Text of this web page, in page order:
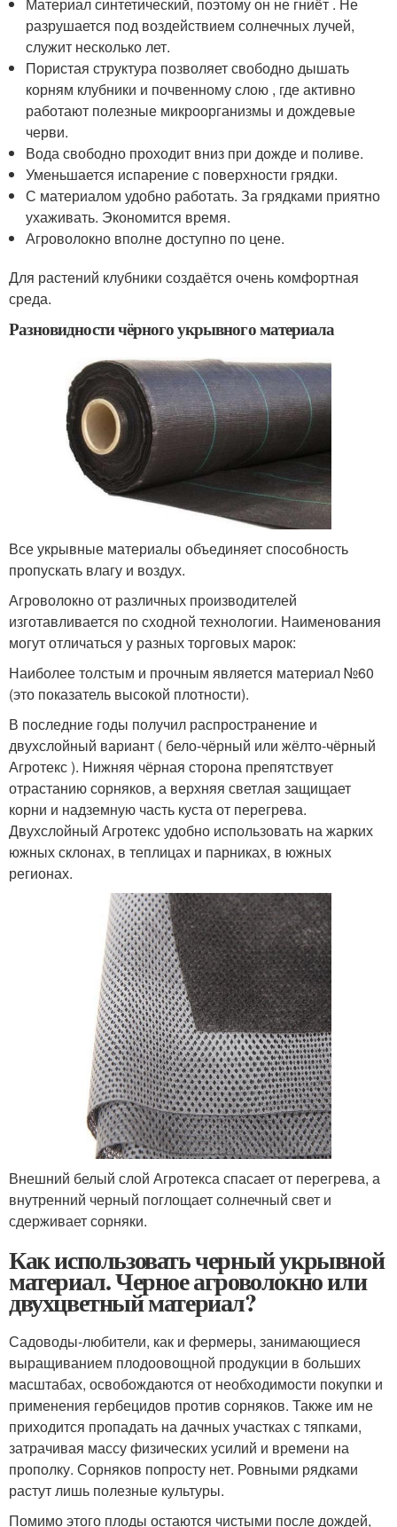
Материал синтетический, поэтому он не гниёт . Не
разрушается под воздействием солнечных лучей,
служит несколько лет.
Пористая структура позволяет свободно дышать
корням клубники и почвенному слою , где активно
работают полезные микроорганизмы и дождевые
черви.
Вода свободно проходит вниз при дожде и поливе.
Уменьшается испарение с поверхности грядки.
С материалом удобно работать. За грядками приятно
ухаживать. Экономится время.
Агроволокно вполне доступно по цене.
Для растений клубники создаётся очень комфортная
среда.
Разновидности чёрного укрывного материала
Все укрывные материалы объединяет способность
пропускать влагу и воздух.
Агроволокно от различных производителей
изготавливается по сходной технологии. Наименования
могут отличаться у разных торговых марок:
Наиболее толстым и прочным является материал №60
(это показатель высокой плотности).
В последние годы получил распространение и
двухслойный вариант ( бело-чёрный или жёлто-чёрный
Агротекс ). Нижняя чёрная сторона препятствует
отрастанию сорняков, а верхняя светлая защищает
корни и надземную часть куста от перегрева.
Двухслойный Агротекс удобно использовать на жарких
южных склонах, в теплицах и парниках, в южных
регионах.
Внешний белый слой Агротекса спасает от перегрева, а
внутренний черный поглощает солнечный свет и
сдерживает сорняки.
Как использовать черный укрывной
материал. Черное агроволокно или
двухцветный материал?
Садоводы-любители, как и фермеры, занимающиеся
выращиванием плодоовощной продукции в больших
масштабах, освобождаются от необходимости покупки и
применения гербецидов против сорняков. Также им не
приходится пропадать на дачных участках с тяпками,
затрачивая массу физических усилий и времени на
прополку. Сорняков попросту нет. Ровными рядками
растут лишь полезные культуры.
Помимо этого плоды остаются чистыми после дождей,